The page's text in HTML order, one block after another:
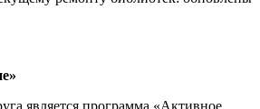
является программа «Активное